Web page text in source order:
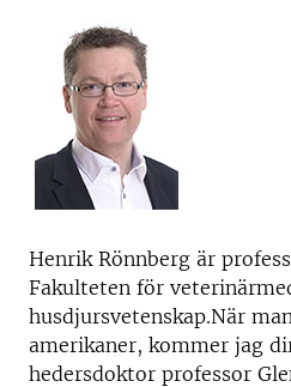
Henrik Rönnberg är
Fakulteten för
husdjursvetenskap.När
amerikaner, kommer jag
hedersdoktor professor